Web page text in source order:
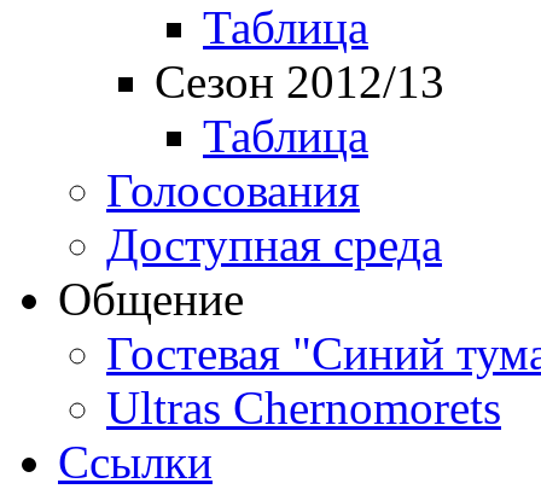
Таблица
Сезон 2012/13
Таблица
Голосования
Доступная среда
Общение
Гостевая "Синий
Ultras Chernomorets
Ссылки